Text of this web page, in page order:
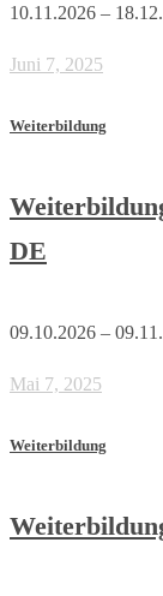
10.11.2026 –
Juni 7, 2025
Weiterbildung
DE
09.10.2026 –
Mai 7, 2025
Weiterbildung